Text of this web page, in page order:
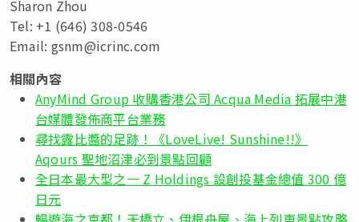
Sharon Zhou
Tel: +1 (646) 308-0546
Email: gsnm@icrinc.com
相關內容
AnyMind Group 收購香港公司 Acqua Media 拓展中港
台媒體發佈商平台業務
尋找露比醬的足跡！《LoveLive! Sunshine!!》
Aqours 聖地沼津必到景點回顧
全日本最大型之一 Z Holdings 設創投基金總值 300 億
日元